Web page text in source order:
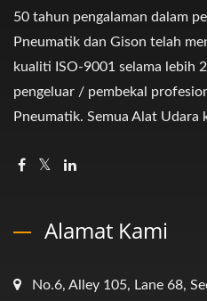
50 tahun pengalaman dalam
Pneumatik dan Gison telah
kualiti ISO-9001 selama lebih
pengeluar / pembekal
Pneumatik. Semua Alat
Alamat Kami
No.6, Alley 105, Lane 68,